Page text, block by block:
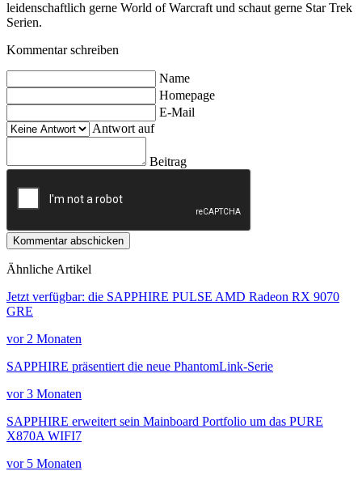
leidenschaftlich gerne World of Warcraft und schaut gerne Star Trek
Serien.
Kommentar schreiben
Name
Homepage
E-Mail
Antwort auf
Beitrag
Kommentar abschicken
Ähnliche Artikel
Jetzt verfügbar: die SAPPHIRE PULSE AMD Radeon RX 9070
GRE
vor 2 Monaten
SAPPHIRE präsentiert die neue PhantomLink-Serie
vor 3 Monaten
SAPPHIRE erweitert sein Mainboard Portfolio um das PURE
X870A WIFI7
vor 5 Monaten